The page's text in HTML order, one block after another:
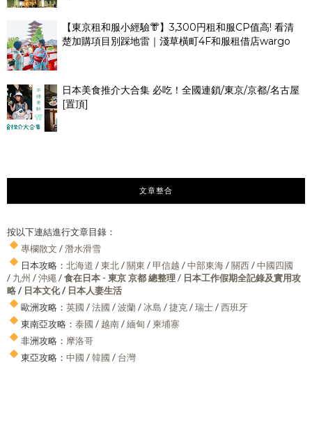
【東京租和服小經驗👘】3,300円租和服CP值高! 看清
楚加購項目別踩地雷｜淺草橫町4F和服租借店wargo
日本美食推介大合集 必吃！全國連鎖/東京/京都/名古屋
[置頂]
文章整合
按以下連結進行文章目錄：
專欄散文 /潛水滑雪
日本攻略： 北海道 /東北/關東 /甲信越 /中部東海/關西/中國四國
/ 九州 /沖繩/食在日本 - 東京 京都 總整理/ 日本工作假期全記錄及實用攻
略/ 日本文化/ 日本人妻生活
歐洲攻略： 英國 /法國 /波蘭/冰島 /捷克/瑞士/西班牙
東南亞攻略： 泰國 / 越南/緬甸 / 柬埔寨
非洲攻略： 摩洛哥
東亞攻略： 中國 /韓國 / 台灣